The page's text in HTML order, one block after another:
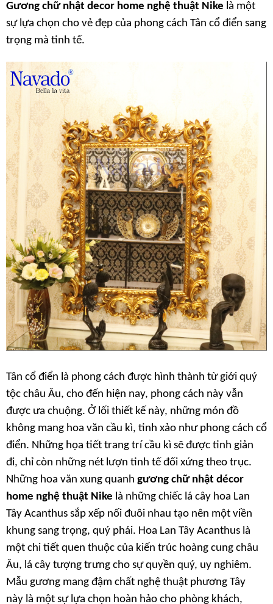
Gương chữ nhật decor home nghệ thuật Nike là một
sự lựa chọn cho vẻ đẹp của phong cách Tân cổ điển sang
trọng mà tinh tế.
Tân cổ điển là phong cách được hình thành từ giới quý
tộc châu Âu, cho đến hiện nay, phong cách này vẫn
được ưa chuộng. Ở lối thiết kế này, những món đồ
không mang hoa văn cầu kì, tinh xảo như phong cách cổ
điển. Những họa tiết trang trí cầu kì sẽ được tinh giản
đi, chỉ còn những nét lượn tinh tế đối xứng theo trục.
Những hoa văn xung quanh gương chữ nhật décor
home nghệ thuật Nike là những chiếc lá cây hoa Lan
Tây Acanthus sắp xếp nối đuôi nhau tạo nên một viền
khung sang trọng, quý phái. Hoa Lan Tây Acanthus là
một chi tiết quen thuộc của kiến trúc hoàng cung châu
Âu, lá cây tượng trưng cho sự quyền quý, uy nghiêm.
Mẫu gương mang đậm chất nghệ thuật phương Tây
này là một sự lựa chọn hoàn hảo cho phòng khách,